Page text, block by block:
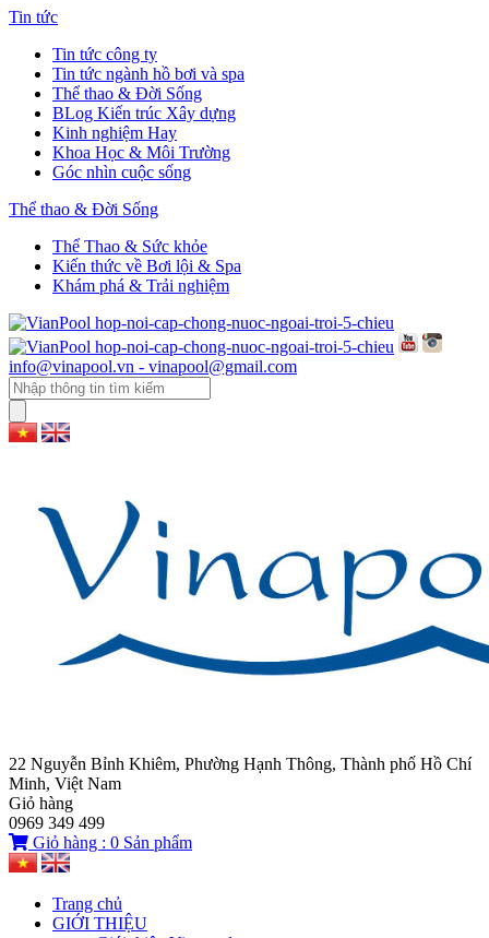
Tin tức
Tin tức công ty
Tin tức ngành hồ bơi và spa
Thể thao & Đời Sống
BLog Kiến trúc Xây dựng
Kinh nghiệm Hay
Khoa Học & Môi Trường
Góc nhìn cuộc sống
Thể thao & Đời Sống
Thể Thao & Sức khỏe
Kiến thức về Bơi lội & Spa
Khám phá & Trải nghiệm
info@vinapool.vn - vinapool@gmail.com
22 Nguyễn Bỉnh Khiêm, Phường Hạnh Thông, Thành phố Hồ Chí
Minh, Việt Nam
Giỏ hàng
0969 349 499
Giỏ hàng : 0 Sản phẩm
Trang chủ
GIỚI THIỆU